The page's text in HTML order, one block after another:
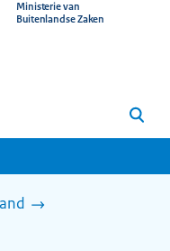
Ministerie van
Buitenlandse Zaken
Zoeken